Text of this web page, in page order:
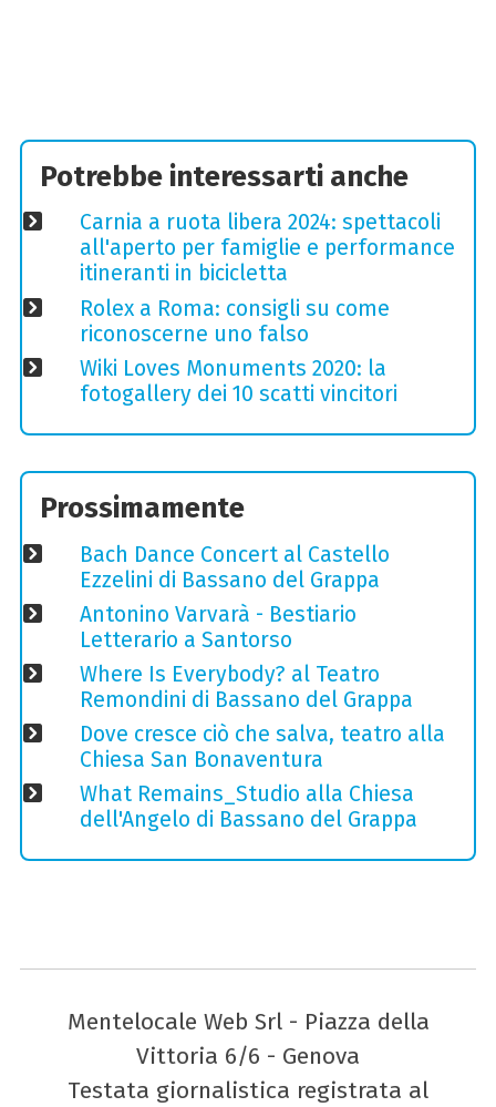
Potrebbe interessarti anche
Carnia a ruota libera 2024: spettacoli
all'aperto per famiglie e performance
itineranti in bicicletta
Rolex a Roma: consigli su come
riconoscerne uno falso
Wiki Loves Monuments 2020: la
fotogallery dei 10 scatti vincitori
Prossimamente
Bach Dance Concert al Castello
Ezzelini di Bassano del Grappa
Antonino Varvarà - Bestiario
Letterario a Santorso
Where Is Everybody? al Teatro
Remondini di Bassano del Grappa
Dove cresce ciò che salva, teatro alla
Chiesa San Bonaventura
What Remains_Studio alla Chiesa
dell'Angelo di Bassano del Grappa
Mentelocale Web Srl - Piazza della
Vittoria 6/6 - Genova
Testata giornalistica registrata al